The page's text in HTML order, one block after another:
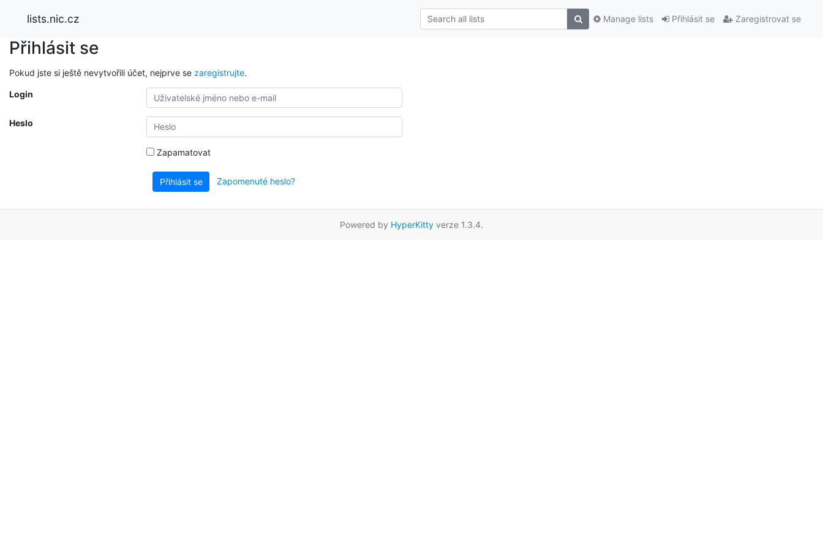
lists.nic.cz Přihlásit se Zaregistrovat se
Manage lists
Přihlásit se
Pokud jste si ještě nevytvořili účet, nejprve se zaregistrujte.
Login
Heslo
Zapamatovat
Přihlásit se Zapomenuté heslo?
Powered by HyperKitty verze 1.3.4.